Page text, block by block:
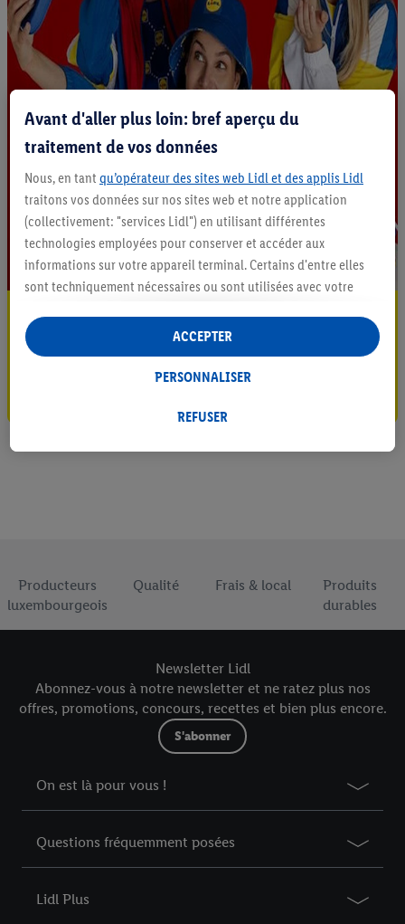
Restez au courant
Producteurs
luxembourgeois
Qualité Frais & local
Produits
durables
Newsletter Lidl
Abonnez-vous à notre newsletter et ne ratez plus nos
offres, promotions, concours, recettes et bien plus encore.
S'abonner
On est là pour vous !
Questions fréquemment posées
Lidl Plus
Avant d'aller plus loin: bref aperçu du
traitement de vos données
Nous, en tant qu’opérateur des sites web Lidl et des applis Lidl
traitons vos données sur nos sites web et notre application
(collectivement: "services Lidl") en utilisant différentes
technologies employées pour conserver et accéder aux
informations sur votre appareil terminal. Certains d'entre elles
sont techniquement nécessaires ou sont utilisées avec votre
des statistiques ou pour des publicités personnalisées au sein
et en dehors des services Lidl. Si vous participez au programme
Lidl Plus, les données issues de votre comportement d’achat en
Sous « Personnaliser », vous pouvez autoriser des finalités
droit de révoquer votre consentement à tout moment avec effet
pour l’avenir dans notre
déclaration relative à la protection des
données.Vous trouverez les impressions ici.
REFUSER
PERSONNALISER
ACCEPTER